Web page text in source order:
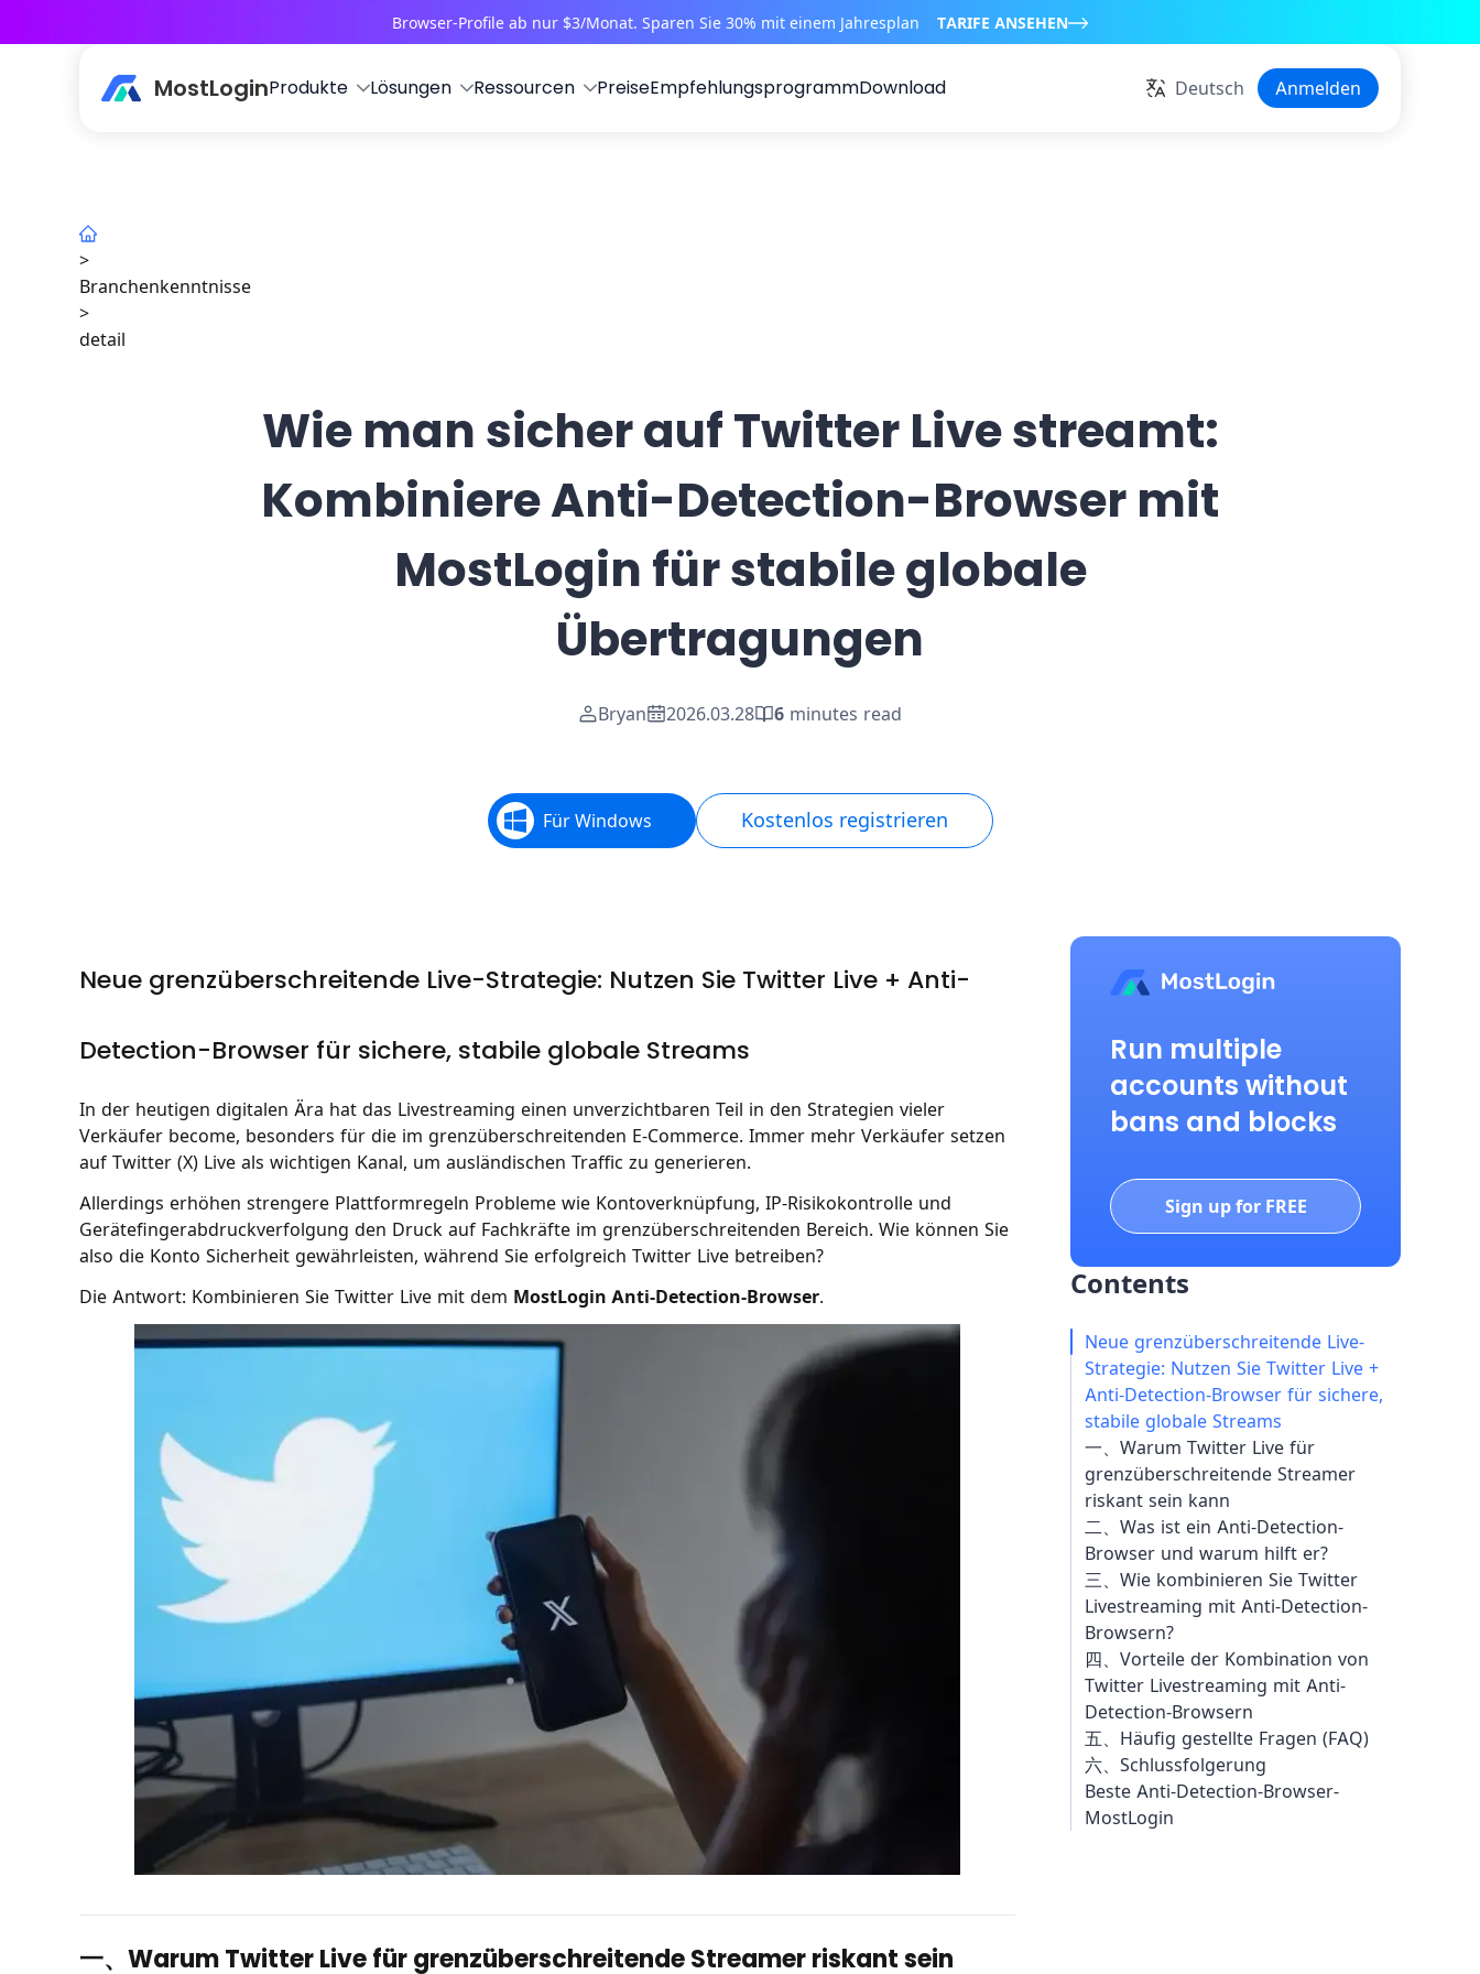
Browser-Profile ab nur $3/Monat. Sparen Sie 30% mit einem Jahresplan TARIFE ANSEHEN
MostLoginProdukte Lösungen Ressourcen PreiseEmpfehlungsprogrammDownload Deutsch Anmelden
>
Branchenkenntnisse
>
detail
Wie man sicher auf Twitter Live streamt:
Kombiniere Anti-Detection-Browser mit
MostLogin für stabile globale
Übertragungen
Bryan 2026.03.28 6 minutes read
Für Windows Kostenlos registrieren
Neue grenzüberschreitende Live-Strategie: Nutzen Sie Twitter Live + Anti-
Detection-Browser für sichere, stabile globale Streams
In der heutigen digitalen Ära hat das Livestreaming einen unverzichtbaren Teil in den Strategien vieler
Verkäufer become, besonders für die im grenzüberschreitenden E-Commerce. Immer mehr Verkäufer setzen
auf Twitter (X) Live als wichtigen Kanal, um ausländischen Traffic zu generieren.
Allerdings erhöhen strengere Plattformregeln Probleme wie Kontoverknüpfung, IP-Risikokontrolle und
Gerätefingerabdruckverfolgung den Druck auf Fachkräfte im grenzüberschreitenden Bereich. Wie können Sie
also die Konto Sicherheit gewährleisten, während Sie erfolgreich Twitter Live betreiben?
Die Antwort: Kombinieren Sie Twitter Live mit dem MostLogin Anti-Detection-Browser.
一、Warum Twitter Live für grenzüberschreitende Streamer riskant sein
Run multiple
accounts without
bans and blocks
Sign up for FREE
Contents
Neue grenzüberschreitende Live-
Strategie: Nutzen Sie Twitter Live +
Anti-Detection-Browser für sichere,
stabile globale Streams
一、Warum Twitter Live für
grenzüberschreitende Streamer
riskant sein kann
二、Was ist ein Anti-Detection-
Browser und warum hilft er?
三、Wie kombinieren Sie Twitter
Livestreaming mit Anti-Detection-
Browsern?
四、Vorteile der Kombination von
Twitter Livestreaming mit Anti-
Detection-Browsern
五、Häufig gestellte Fragen (FAQ)
六、Schlussfolgerung
Beste Anti-Detection-Browser-
MostLogin